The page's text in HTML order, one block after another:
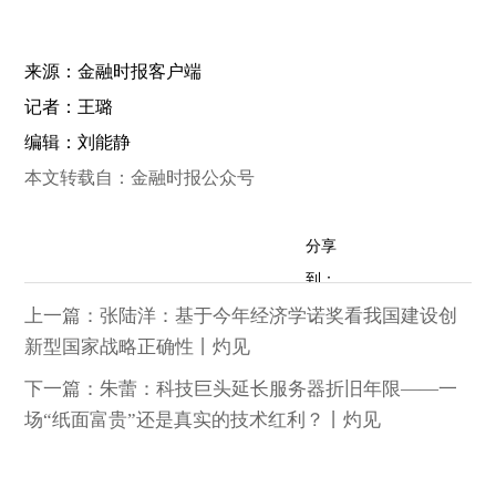
来源：金融时报客户端
记者：王璐
编辑：刘能静
本文转载自：金融时报公众号
分享
到：
上一篇：张陆洋：基于今年经济学诺奖看我国建设创
新型国家战略正确性丨灼见
下一篇：朱蕾：科技巨头延长服务器折旧年限——一
场“纸面富贵”还是真实的技术红利？丨灼见